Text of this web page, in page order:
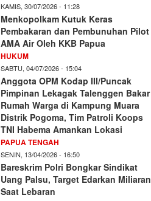
KAMIS, 30/07/2026 - 11:28
Menkopolkam Kutuk Keras
Pembakaran dan Pembunuhan Pilot
AMA Air Oleh KKB Papua
HUKUM
SABTU, 04/07/2026 - 15:04
Anggota OPM Kodap III/Puncak
Pimpinan Lekagak Talenggen Bakar
Rumah Warga di Kampung Muara
Distrik Pogoma, Tim Patroli Koops
TNI Habema Amankan Lokasi
PAPUA TENGAH
SENIN, 13/04/2026 - 16:50
Bareskrim Polri Bongkar Sindikat
Uang Palsu, Target Edarkan Miliaran
Saat Lebaran